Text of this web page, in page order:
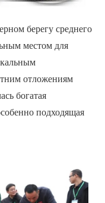
берегу среднего
местом для
отложениям
богатая
подходящая